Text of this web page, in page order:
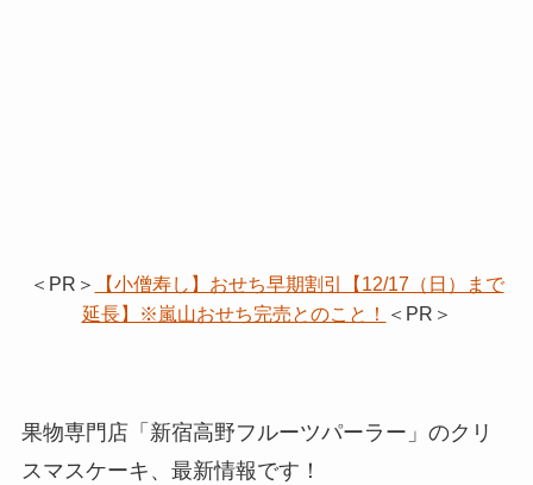
＜PR＞
【小僧寿し】おせち早期割引【12/17（日）まで
延長】※嵐山おせち完売とのこと！
＜PR＞
果物専門店「新宿高野フルーツパーラー」のクリ
スマスケーキ、最新情報です！